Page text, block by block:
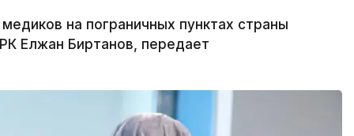
на пограничных пунктах страны
Елжан Биртанов, передает